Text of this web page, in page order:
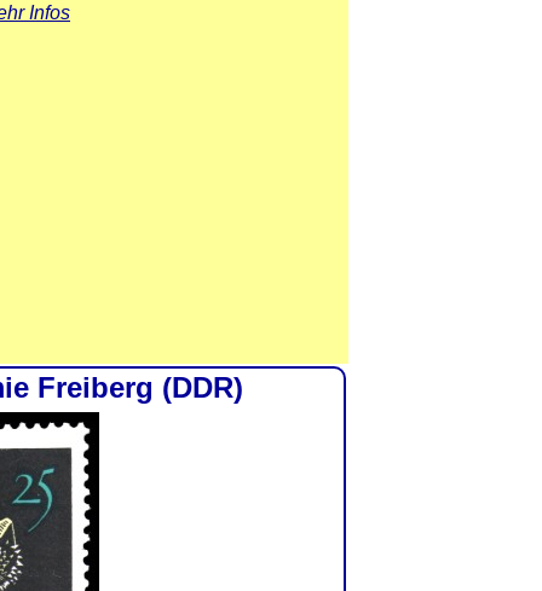
Infos
Freiberg (DDR)